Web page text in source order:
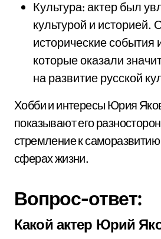
Культура: актер был
культурой и историей.
исторические события
которые оказали
на развитие русской
Хобби и интересы Юрия
показывают его
стремление к
сферах жизни.
Вопрос-ответ:
Какой актер Юрий